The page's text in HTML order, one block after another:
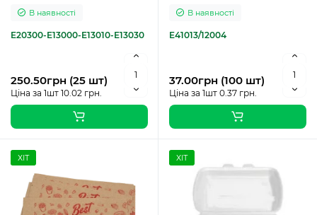
В наявності
E20300-E13000-E13010-E13030
250.50грн (25 шт)
Ціна за 1шт 10.02 грн.
В наявності
E41013/12004
37.00грн (100 шт)
Ціна за 1шт 0.37 грн.
ХІТ ХІТ